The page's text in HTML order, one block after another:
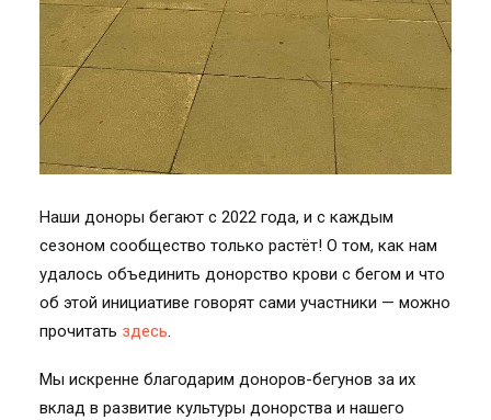
Наши доноры бегают с 2022 года, и с каждым
сезоном сообщество только растёт! О том, как нам
удалось объединить донорство крови с бегом и что
об этой инициативе говорят сами участники — можно
прочитать здесь.
Мы искренне благодарим доноров-бегунов за их
вклад в развитие культуры донорства и нашего